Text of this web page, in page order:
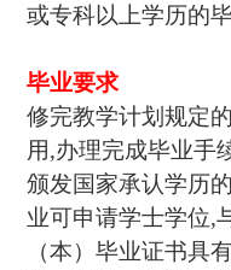
或专科以上学历的
毕业要求
修完教学计划规定
用,办理完成毕业手
颁发国家承认学历
业可申请学士学位,
（本）毕业证书具